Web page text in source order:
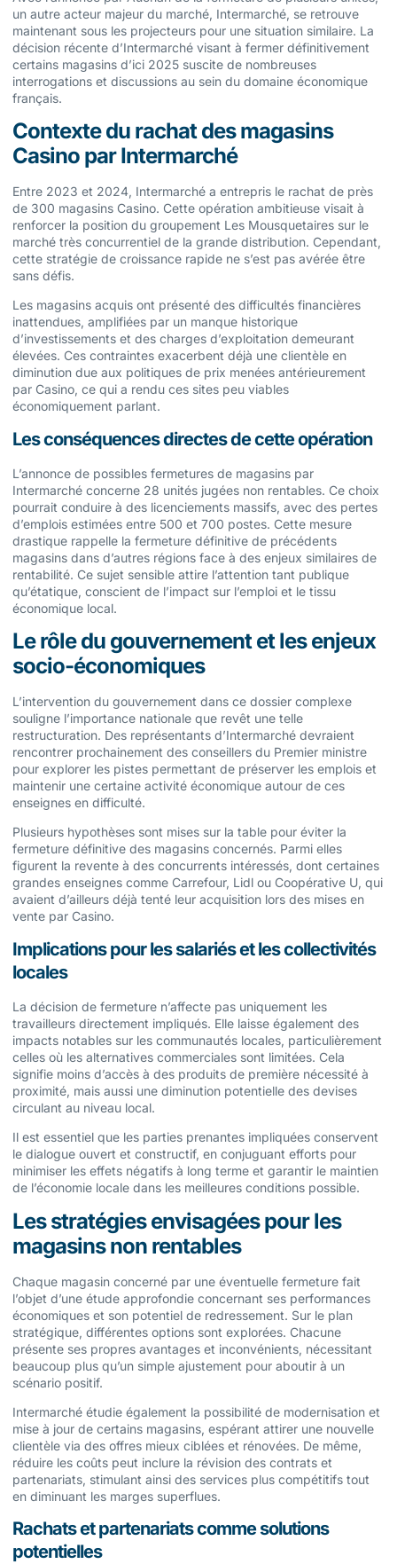
un autre acteur majeur du marché, Intermarché, se retrouve
maintenant sous les projecteurs pour une situation similaire. La
décision récente d’Intermarché visant à fermer définitivement
certains magasins d’ici 2025 suscite de nombreuses
interrogations et discussions au sein du domaine économique
français.
Contexte du rachat des magasins
Casino par Intermarché
Entre 2023 et 2024, Intermarché a entrepris le rachat de près
de 300 magasins Casino. Cette opération ambitieuse visait à
renforcer la position du groupement Les Mousquetaires sur le
marché très concurrentiel de la grande distribution. Cependant,
cette stratégie de croissance rapide ne s’est pas avérée être
sans défis.
Les magasins acquis ont présenté des difficultés financières
inattendues, amplifiées par un manque historique
d’investissements et des charges d’exploitation demeurant
élevées. Ces contraintes exacerbent déjà une clientèle en
diminution due aux politiques de prix menées antérieurement
par Casino, ce qui a rendu ces sites peu viables
économiquement parlant.
Les conséquences directes de cette opération
L’annonce de possibles fermetures de magasins par
Intermarché concerne 28 unités jugées non rentables. Ce choix
pourrait conduire à des licenciements massifs, avec des pertes
d’emplois estimées entre 500 et 700 postes. Cette mesure
drastique rappelle la fermeture définitive de précédents
magasins dans d’autres régions face à des enjeux similaires de
rentabilité. Ce sujet sensible attire l’attention tant publique
qu’étatique, conscient de l’impact sur l’emploi et le tissu
économique local.
Le rôle du gouvernement et les enjeux
socio-économiques
L’intervention du gouvernement dans ce dossier complexe
souligne l’importance nationale que revêt une telle
restructuration. Des représentants d’Intermarché devraient
rencontrer prochainement des conseillers du Premier ministre
pour explorer les pistes permettant de préserver les emplois et
maintenir une certaine activité économique autour de ces
enseignes en difficulté.
Plusieurs hypothèses sont mises sur la table pour éviter la
fermeture définitive des magasins concernés. Parmi elles
figurent la revente à des concurrents intéressés, dont certaines
grandes enseignes comme Carrefour, Lidl ou Coopérative U, qui
avaient d’ailleurs déjà tenté leur acquisition lors des mises en
vente par Casino.
Implications pour les salariés et les collectivités
locales
La décision de fermeture n’affecte pas uniquement les
travailleurs directement impliqués. Elle laisse également des
impacts notables sur les communautés locales, particulièrement
celles où les alternatives commerciales sont limitées. Cela
signifie moins d’accès à des produits de première nécessité à
proximité, mais aussi une diminution potentielle des devises
circulant au niveau local.
Il est essentiel que les parties prenantes impliquées conservent
le dialogue ouvert et constructif, en conjuguant efforts pour
minimiser les effets négatifs à long terme et garantir le maintien
de l’économie locale dans les meilleures conditions possible.
Les stratégies envisagées pour les
magasins non rentables
Chaque magasin concerné par une éventuelle fermeture fait
l’objet d’une étude approfondie concernant ses performances
économiques et son potentiel de redressement. Sur le plan
stratégique, différentes options sont explorées. Chacune
présente ses propres avantages et inconvénients, nécessitant
beaucoup plus qu’un simple ajustement pour aboutir à un
scénario positif.
Intermarché étudie également la possibilité de modernisation et
mise à jour de certains magasins, espérant attirer une nouvelle
clientèle via des offres mieux ciblées et rénovées. De même,
réduire les coûts peut inclure la révision des contrats et
partenariats, stimulant ainsi des services plus compétitifs tout
en diminuant les marges superflues.
Rachats et partenariats comme solutions
potentielles